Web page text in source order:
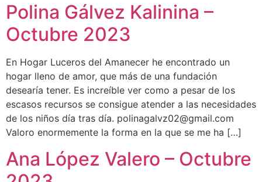
Polina Gálvez Kalinina –
Octubre 2023
En Hogar Luceros del Amanecer he encontrado un
hogar lleno de amor, que más de una fundación
desearía tener. Es increíble ver como a pesar de los
escasos recursos se consigue atender a las necesidades
de los niños día tras día. polinagalvz02@gmail.com
Valoro enormemente la forma en la que se me ha […]
Ana López Valero – Octubre